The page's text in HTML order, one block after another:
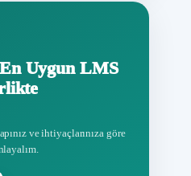
Uygun LMS
ve ihtiyaçlarınıza göre